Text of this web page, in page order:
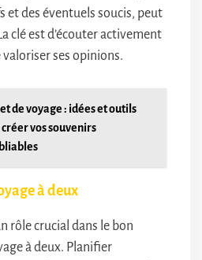
et des éventuels soucis, peut
clé est d’écouter activement
ses opinions.
de voyage : idées et outils
vos souvenirs
à deux
rôle crucial dans le bon
à deux. Planifier